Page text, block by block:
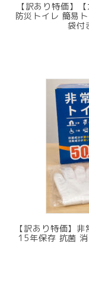
【訳あり特価】
防災トイレ 簡易
袋付
【訳あり特価】
15年保存 抗菌